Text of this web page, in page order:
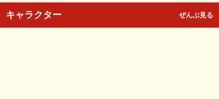
キャラクター ぜんぶ見る